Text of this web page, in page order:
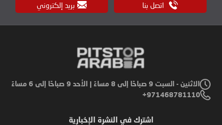
اتصل بنا بريد إلكتروني
الاثنين - السبت 9 صباحًا إلى 8 مساءً | الأحد 9 صباحًا إلى 6 مساءً
971468781110+
اشترك في النشرة الإخبارية